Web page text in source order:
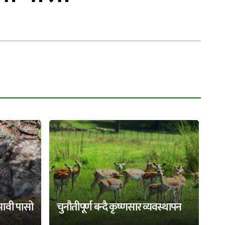
पासो चुनौतीपूर्ण बन्दै कृष्णसार व्यवस्थापन